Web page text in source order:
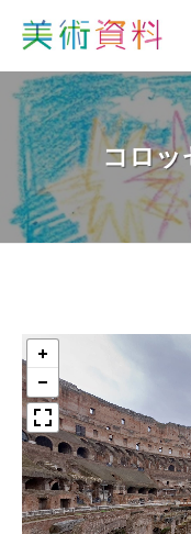
テ
ン
キ
美
術
資
料
ど
っ
コロ
ロ
ッ
セ
オ
360°
術
資
料
ど
っ
と
こ
む